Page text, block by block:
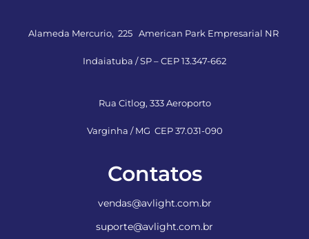
Alameda Mercurio, 225 American Park Empresarial NR
Indaiatuba / SP – CEP 13.347-662
Rua Citlog, 333 Aeroporto
Varginha / MG CEP 37.031-090
Contatos
vendas@avlight.com.br
suporte@avlight.com.br